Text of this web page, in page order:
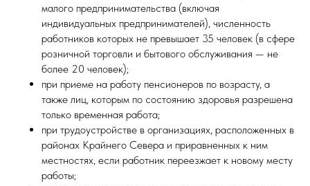
малого предпринимательства (включая
индивидуальных предпринимателей), численность
работников которых не превышает 35 человек (в сфере
розничной торговли и бытового обслуживания — не
более 20 человек);
при приеме на работу пенсионеров по возрасту, а
также лиц, которым по состоянию здоровья разрешена
только временная работа;
при трудоустройстве в организациях, расположенных в
районах Крайнего Севера и приравненных к ним
местностях, если работник переезжает к новому месту
работы;